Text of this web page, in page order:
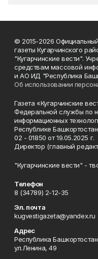
© 2015-2026
газеты Кугарчинского
"Кугарчинские вести".
средствам массовой
и АО ИД "Республика
Об использовании
Газета «Кугарчинские
Федеральной службы по
информационных
Республике
02 - 01850 от 19.05.2025 г.
Директор (главный
"Кугарчинские вести" -
Телефон
8 (34789) 2-12-35
Эл. почта
kugvestigazeta@yandex.ru
Адрес
Республика
ул.Ленина, 49